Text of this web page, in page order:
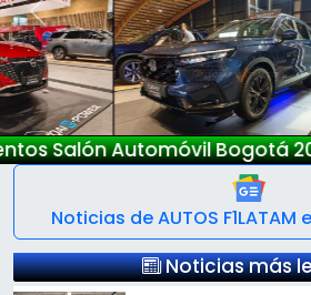
Nuevo Deepal
Previous
Noticias de AUTOS F1LATAM
Noticias más